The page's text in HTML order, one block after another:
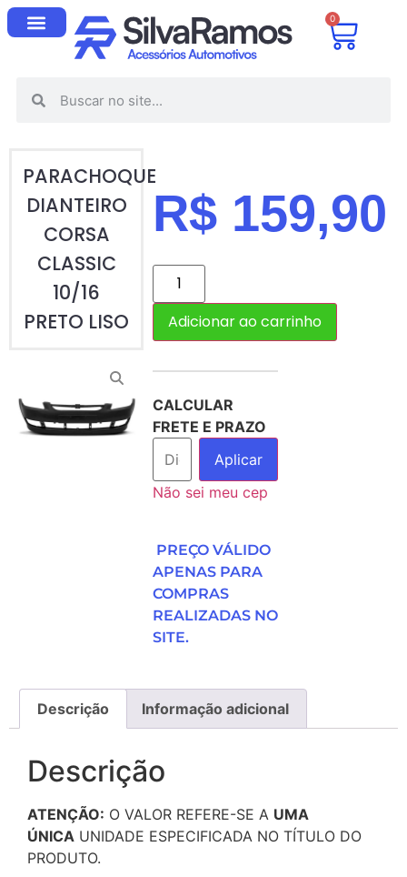
0
PARACHOQUE
DIANTEIRO
CORSA
CLASSIC
10/16
PRETO LISO
R$ 159,90
Adicionar ao carrinho
CALCULAR
FRETE E PRAZO
Aplicar
Não sei meu cep
PREÇO VÁLIDO
APENAS PARA
COMPRAS
REALIZADAS NO
SITE.
Descrição Informação adicional
Descrição
ATENÇÃO: O VALOR REFERE-SE A UMA
ÚNICA UNIDADE ESPECIFICADA NO TÍTULO DO
PRODUTO.